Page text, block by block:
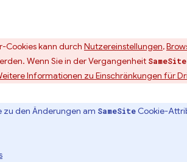
kann durch Nutzereinstellungen,
Wenn Sie in der Vergangenheit
Informationen zu Einschränkungen für
zu den Änderungen am SameSite Cookie-